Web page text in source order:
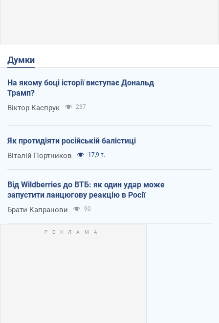
Думки
На якому боці історії виступає Дональд
Трамп?
Віктор Каспрук 237
Як протидіяти російській балістиці
Віталій Портников 17,9 т.
Від Wildberries до ВТБ: як один удар може
запустити ланцюгову реакцію в Росії
Брати Капранови 90